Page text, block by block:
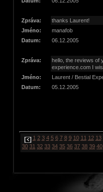
Zpráva:
thanks Laurent!
Jméno:
manafob
Datum:
06.12.2005
Zpráva:
hello, the reviews of
experience.com I
Jméno:
Laurent / Bestial
Datum:
05.12.2005
1 2 3 4 5 6 7 8 9 10 11 12 13
30 31 32 33 34 35 36 37 38 39 40